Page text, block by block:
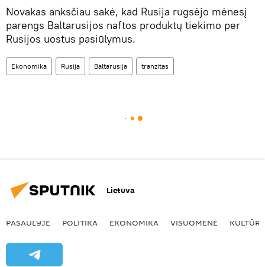
Novakas anksčiau sakė, kad Rusija rugsėjo mėnesį
parengs Baltarusijos naftos produktų tiekimo per
Rusijos uostus pasiūlymus.
Ekonomika Rusija Baltarusija tranzitas
Lietuva
PASAULYJE POLITIKA EKONOMIKA VISUOMENĖ KULTŪRA